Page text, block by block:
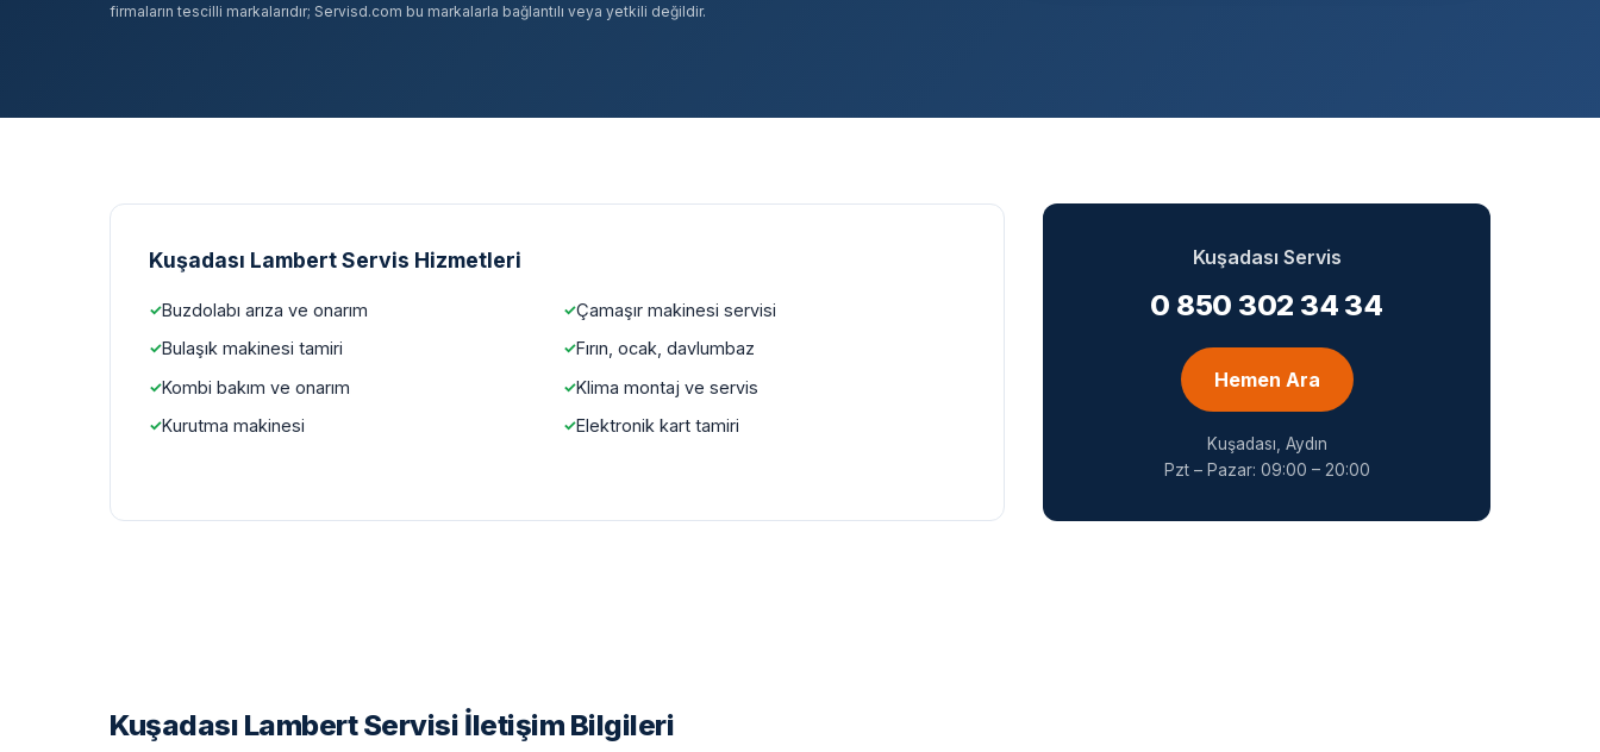
firmaların tescilli markalarıdır; Servisd.com bu markalarla bağlantılı veya yetkili değildir.
Kuşadası Lambert Servis Hizmetleri
Buzdolabı arıza ve onarım
Çamaşır makinesi servisi
Bulaşık makinesi tamiri
Fırın, ocak, davlumbaz
Kombi bakım ve onarım
Klima montaj ve servis
Kurutma makinesi
Elektronik kart tamiri
Kuşadası Servis
0 850 302 34 34
Hemen Ara
Kuşadası, Aydın
Pzt – Pazar: 09:00 – 20:00
Kuşadası Lambert Servisi İletişim Bilgileri